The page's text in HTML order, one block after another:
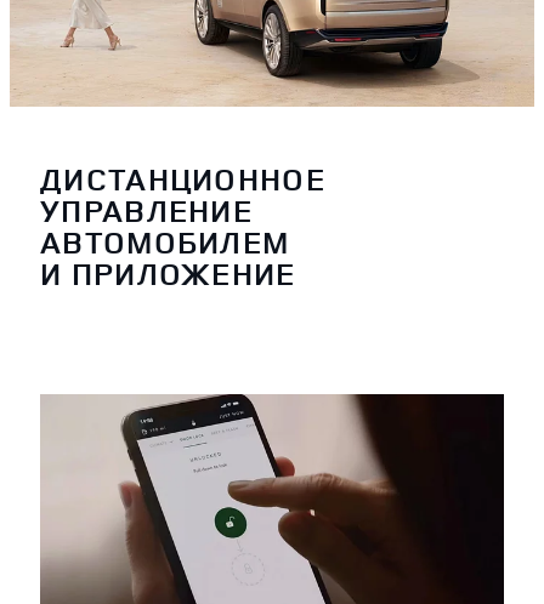
ДИСТАНЦИОННОЕ
УПРАВЛЕНИЕ
АВТОМОБИЛЕМ
И ПРИЛОЖЕНИЕ